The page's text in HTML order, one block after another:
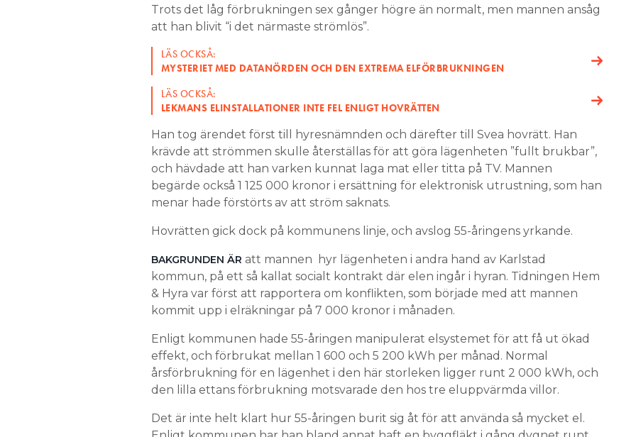
Trots det låg förbrukningen sex gånger högre än normalt, men mannen ansåg
att han blivit “i det närmaste strömlös”.
LÄS OCKSÅ:
MYSTERIET MED DATANÖRDEN OCH DEN EXTREMA ELFÖRBRUKNINGEN
LÄS OCKSÅ:
LEKMANS ELINSTALLATIONER INTE FEL ENLIGT HOVRÄTTEN
Han tog ärendet först till hyresnämnden och därefter till Svea hovrätt. Han
krävde att strömmen skulle återställas för att göra lägenheten ”fullt brukbar”,
och hävdade att han varken kunnat laga mat eller titta på TV. Mannen
begärde också 1 125 000 kronor i ersättning för elektronisk utrustning, som han
menar hade förstörts av att ström saknats.
Hovrätten gick dock på kommunens linje, och avslog 55-åringens yrkande.
BAKGRUNDEN ÄR att mannen hyr lägenheten i andra hand av Karlstad
kommun, på ett så kallat socialt kontrakt där elen ingår i hyran. Tidningen Hem
& Hyra var först att rapportera om konflikten, som började med att mannen
kommit upp i elräkningar på 7 000 kronor i månaden.
Enligt kommunen hade 55-åringen manipulerat elsystemet för att få ut ökad
effekt, och förbrukat mellan 1 600 och 5 200 kWh per månad. Normal
årsförbrukning för en lägenhet i den här storleken ligger runt 2 000 kWh, och
den lilla ettans förbrukning motsvarade den hos tre eluppvärmda villor.
Det är inte helt klart hur 55-åringen burit sig åt för att använda så mycket el.